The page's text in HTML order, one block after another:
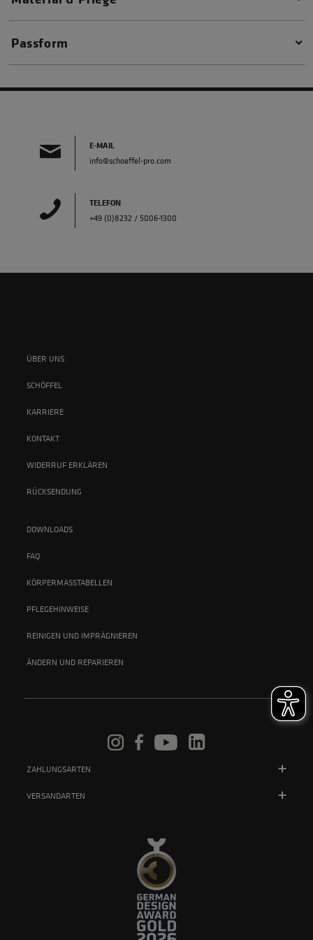
Passform
E-MAIL
info@schoeffel-pro.com
TELEFON
+49 (0)8232 / 5006-1300
ÜBER UNS
SCHÖFFEL
KARRIERE
KONTAKT
WIDERRUF ERKLÄREN
RÜCKSENDUNG
DOWNLOADS
FAQ
KÖRPERMASSTABELLEN
PFLEGEHINWEISE
REINIGEN UND IMPRÄGNIEREN
ÄNDERN UND REPARIEREN
ZAHLUNGSARTEN
VERSANDARTEN